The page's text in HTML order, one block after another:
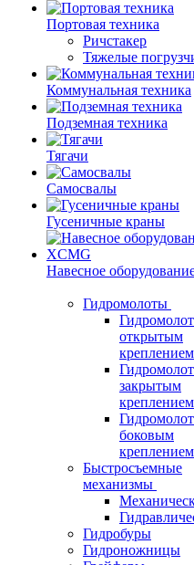
Портовая техника
Ричстакер
Тяжелые
Коммунальная техника
Подземная техника
Тягачи
Самосвалы
Гусеничные краны
Навесное
Гидромолоты
открытым
креплением
закрытым
креплением
боковым
креплением
Быстросъемные
механизмы
Гидробуры
Гидроножницы